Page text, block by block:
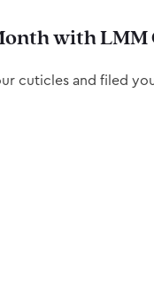
with LMM
cuticles and filed